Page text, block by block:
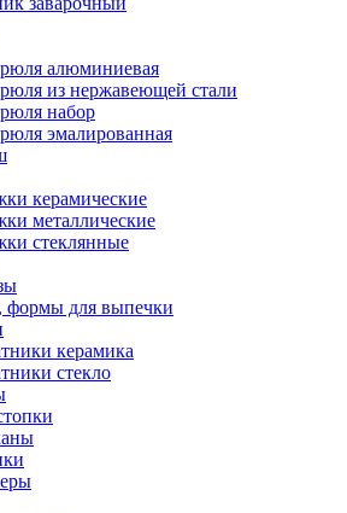
алюминиевая
из нержавеющей стали
набор
эмалированная
керамические
металлические
стеклянные
формы для выпечки
керамика
стекло